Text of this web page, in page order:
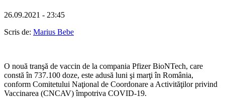
26.09.2021 - 23:45
Scris de: Marius Bebe
O nouă tranşă de vaccin de la compania Pfizer BioNTech, care
constă în 737.100 doze, este adusă luni şi marţi în România,
conform Comitetului Naţional de Coordonare a Activităţilor privind
Vaccinarea (CNCAV) împotriva COVID-19.